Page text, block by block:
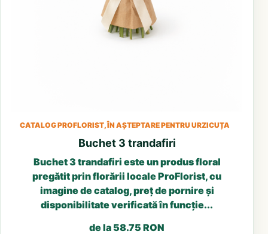
CATALOG PROFLORIST, ÎN AȘTEPTARE PENTRU URZICUȚA
Buchet 3 trandafiri
Buchet 3 trandafiri este un produs floral
pregătit prin florării locale ProFlorist, cu
imagine de catalog, preț de pornire și
disponibilitate verificată în funcție...
de la 58.75 RON